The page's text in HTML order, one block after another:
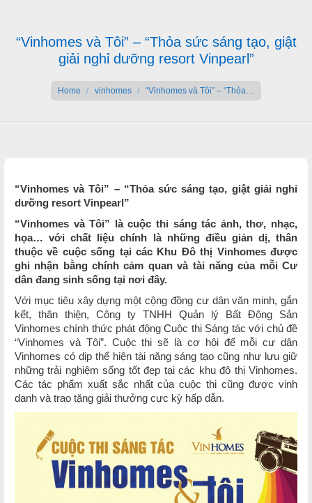
“Vinhomes và Tôi” – “Thỏa sức sáng tạo, giật
giải nghỉ dưỡng resort Vinpearl”
Home vinhomes “Vinhomes và Tôi” – “Thỏa…
“Vinhomes và Tôi” – “Thỏa sức sáng tạo, giật giải nghỉ
dưỡng resort Vinpearl”
“Vinhomes và Tôi” là cuộc thi sáng tác ảnh, thơ, nhạc,
họa… với chất liệu chính là những điều giản dị, thân
thuộc về cuộc sống tại các Khu Đô thị Vinhomes được
ghi nhận bằng chính cảm quan và tài năng của mỗi Cư
dân đang sinh sống tại nơi đây.
Với mục tiêu xây dựng một cộng đồng cư dân văn minh, gắn
kết, thân thiện, Công ty TNHH Quản lý Bất Động Sản
Vinhomes chính thức phát động Cuộc thi Sáng tác với chủ đề
“Vinhomes và Tôi”. Cuộc thi sẽ là cơ hội để mỗi cư dân
Vinhomes có dịp thể hiện tài năng sáng tạo cũng như lưu giữ
những trải nghiệm sống tốt đẹp tại các khu đô thị Vinhomes.
Các tác phẩm xuất sắc nhất của cuộc thi cũng được vinh
danh và trao tặng giải thưởng cực kỳ hấp dẫn.